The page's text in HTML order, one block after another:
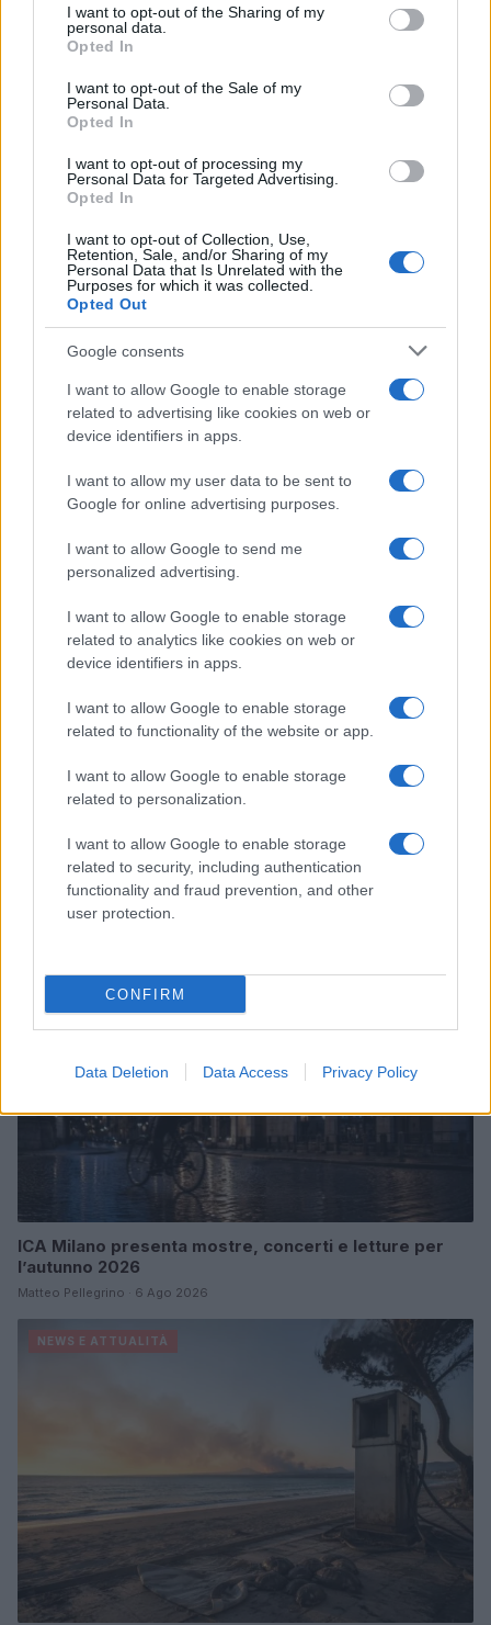
not limited to your visit or usage behaviour. You may click to
grant or deny consent to Google and its third-party tags to
use your data for below specified purposes in below Google
consent section.
I want to opt-out of the Sharing of my
personal data.
Opted In
I want to opt-out of the Sale of my
Personal Data.
Opted In
I want to opt-out of processing my
Personal Data for Targeted Advertising.
Opted In
I want to opt-out of Collection, Use,
Retention, Sale, and/or Sharing of my
Personal Data that Is Unrelated with the
Purposes for which it was collected.
Opted Out
Google consents
I want to allow Google to enable storage
related to advertising like cookies on web or
device identifiers in apps.
I want to allow my user data to be sent to
Google for online advertising purposes.
I want to allow Google to send me
personalized advertising.
I want to allow Google to enable storage
related to analytics like cookies on web or
device identifiers in apps.
I want to allow Google to enable storage
related to functionality of the website or app.
I want to allow Google to enable storage
related to personalization.
I want to allow Google to enable storage
related to security, including authentication
functionality and fraud prevention, and other
user protection.
CONFIRM
Data Deletion Data Access Privacy Policy
delle donne di età compresa tra i 18 e i 24
anni ritiene che diventare madri possa essere un
handicap nella propria carriera. I dati
dell’Ispettorato Nazionale del Lavoro confermano
2025 il70%delle risoluzioni consensuali
riguardava donne.0
AUTORE
AiAdhubMedia
Continua a leggere
ICA Milano presenta mostre, concerti e letture per
l’autunno 2026
Matteo Pellegrino · 6 Ago 2026
NEWS E ATTUALITÀ